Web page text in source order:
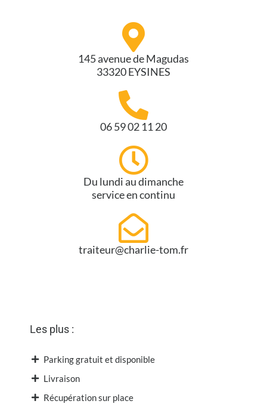
145 avenue de Magudas
33320 EYSINES
06 59 02 11 20
Du lundi au dimanche
service en continu
traiteur@charlie-tom.fr
Les plus :
Parking gratuit et disponible
Livraison
Récupération sur place